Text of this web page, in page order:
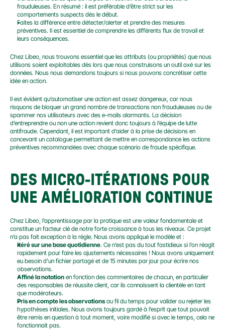
frauduleuses. En résumé : il est préférable d’être strict sur les
comportements suspects dès le début.
Faites la différence entre détecter/alerter et prendre des mesures
préventives. Il est essentiel de comprendre les différents flux de travail et
leurs conséquences.
Chez Libeo, nous trouvons essentiel que les attributs (ou propriétés) que nous
utilisons soient exploitables dès lors que nous construisons un outil axé sur les
données. Nous nous demandons toujours si nous pouvons concrétiser cette
idée en action.
Il est évident qu’automatiser une action est assez dangereux, car nous
risquons de bloquer un grand nombre de transactions non frauduleuses ou de
spammer nos utilisateurs avec des e-mails alarmants. La décision
d’entreprendre ou non une action revient donc toujours à l’équipe de lutte
antifraude. Cependant, il est important d’aider à la prise de décisions en
concevant un catalogue permettant de mettre en correspondance les actions
préventives recommandées avec chaque scénario de fraude spécifique.
DES MICRO-ITÉRATIONS POUR
UNE AMÉLIORATION CONTINUE
Chez Libeo, l’apprentissage par la pratique est une valeur fondamentale et
constitue un facteur clé de notre forte croissance à tous les niveaux. Ce projet
n’a pas fait exception à la règle. Nous avons appliqué le modèle et :
Itéré sur une base quotidienne. Ce n’est pas du tout fastidieux si l’on réagit
rapidement pour faire les ajustements nécessaires ! Nous avons uniquement
eu besoin d’un fichier partagé et de 15 minutes par jour pour écrire nos
observations.
Affiné la notation en fonction des commentaires de chacun, en particulier
des responsables de réussite client, car ils connaissent la clientèle en tant
que modérateurs.
Pris en compte les observations au fil du temps pour valider ou rejeter les
hypothèses initiales. Nous avons toujours gardé à l’esprit que tout pouvait
être remis en question à tout moment, voire modifié si avec le temps, cela ne
fonctionnait pas.